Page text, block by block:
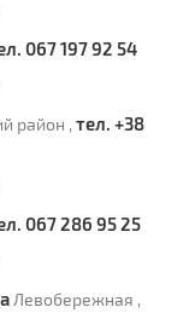
067 197 92 54
район , тел. +38
067 286 95 25
Левобережная ,